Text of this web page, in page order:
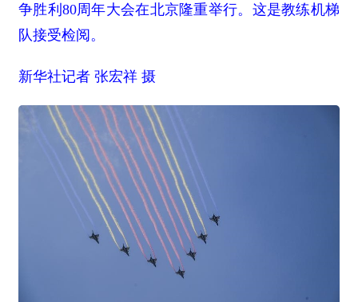
争胜利80周年大会在北京隆重举行。这是教练机梯
队接受检阅。
新华社记者 张宏祥 摄